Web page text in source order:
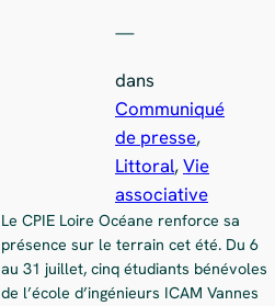
—
dans
Communiqué
de presse
Littoral, Vie
associative
Le CPIE Loire Océane renforce sa
présence sur le terrain cet été. Du 6
au 31 juillet, cinq étudiants bénévoles
de l’école d’ingénieurs ICAM Vannes